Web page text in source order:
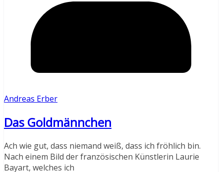
Andreas Erber
Das Goldmännchen
Ach wie gut, dass niemand weiß, dass ich fröhlich bin.
Nach einem Bild der französischen Künstlerin Laurie
Bayart, welches ich